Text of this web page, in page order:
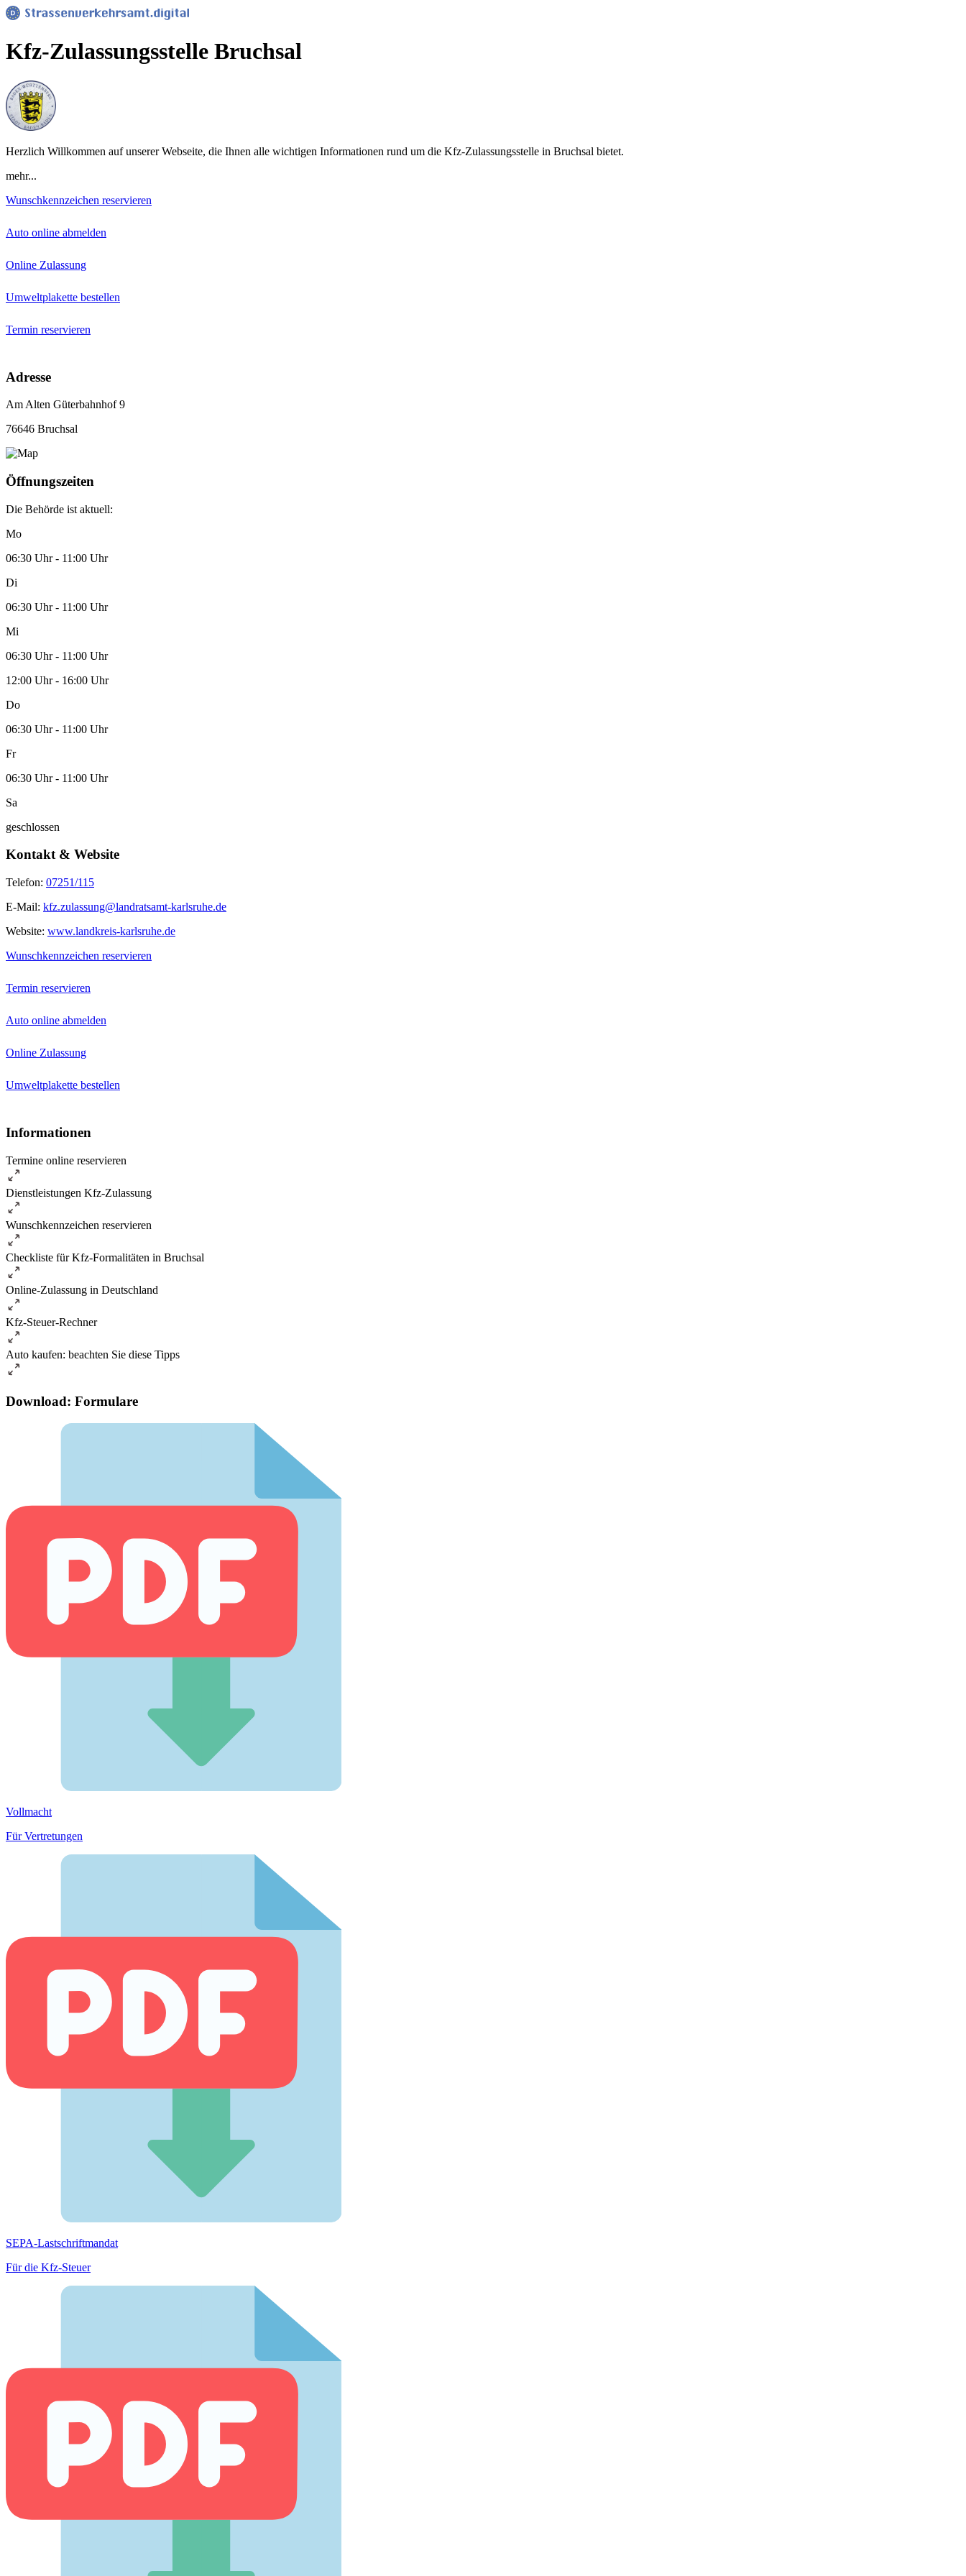
Kfz-Zulassungsstelle Bruchsal
Herzlich Willkommen auf unserer Webseite, die Ihnen alle wichtigen Informationen rund um die Kfz-Zulassungsstelle in Bruchsal bietet.
mehr...
Wunschkennzeichen reservieren
Auto online abmelden
Online Zulassung
Umweltplakette bestellen
Termin reservieren
Adresse
Am Alten Güterbahnhof 9
76646 Bruchsal
Öffnungszeiten
Die Behörde ist aktuell:
Mo
06:30 Uhr - 11:00 Uhr
Di
06:30 Uhr - 11:00 Uhr
Mi
06:30 Uhr - 11:00 Uhr
12:00 Uhr - 16:00 Uhr
Do
06:30 Uhr - 11:00 Uhr
Fr
06:30 Uhr - 11:00 Uhr
Sa
geschlossen
Kontakt & Website
Telefon: 07251/115
E-Mail: kfz.zulassung@landratsamt-karlsruhe.de
Website: www.landkreis-karlsruhe.de
Wunschkennzeichen reservieren
Termin reservieren
Auto online abmelden
Online Zulassung
Umweltplakette bestellen
Informationen
Termine online reservieren
Dienstleistungen Kfz-Zulassung
Wunschkennzeichen reservieren
Checkliste für Kfz-Formalitäten in Bruchsal
Online-Zulassung in Deutschland
Kfz-Steuer-Rechner
Auto kaufen: beachten Sie diese Tipps
Download: Formulare
Vollmacht
Für Vertretungen
SEPA-Lastschriftmandat
Für die Kfz-Steuer